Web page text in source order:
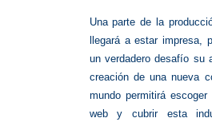
Una parte de la
llegará a estar impresa,
un verdadero desafío su
creación de una nueva
mundo permitirá
web y cubrir esta